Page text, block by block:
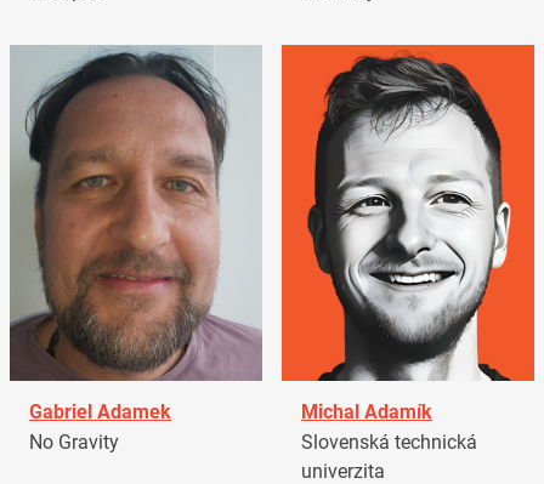
Gabriel Adamek
No Gravity
Michal Adamík
Slovenská technická
univerzita